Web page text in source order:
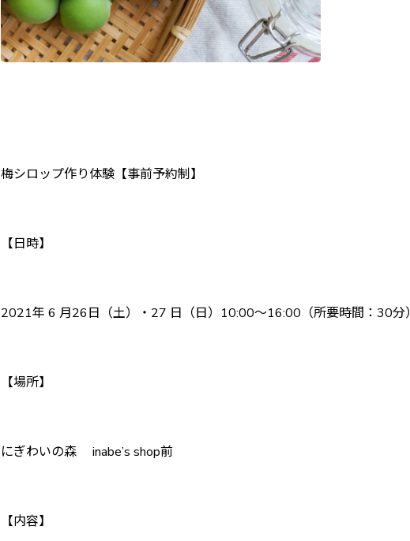
梅シロップ作り体験【事前予約制】
【日時】
2021年 6 月26日（土）・27 日（日）10:00〜16:00（所要時間：30分）
【場所】
にぎわいの森 inabe’s shop前
【内容】